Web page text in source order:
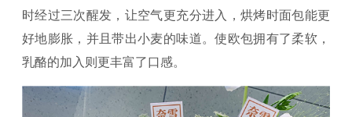
时经过三次醒发，让空气更充分进入，烘烤时面包能更
好地膨胀，并且带出小麦的味道。使欧包拥有了柔软，
乳酪的加入则更丰富了口感。